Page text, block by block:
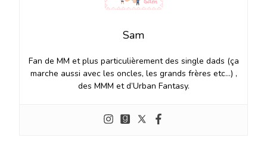
Sam
Fan de MM et plus particulièrement des single dads (ça
marche aussi avec les oncles, les grands frères etc…) ,
des MMM et d’Urban Fantasy.